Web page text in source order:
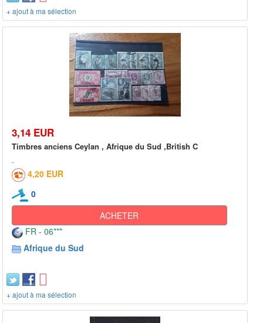
+ ajout à ma sélection
3,14 EUR
Timbres anciens Ceylan , Afrique du Sud ,British C
4,20 EUR
0
ACHETER
FR - 06***
Afrique du Sud
+ ajout à ma sélection